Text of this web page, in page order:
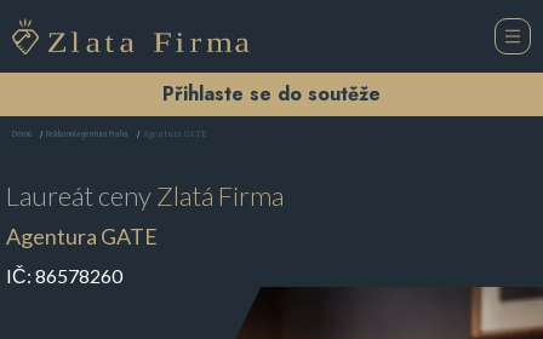
Přihlaste se do soutěže
Domů Reklamní agentura Praha Agentura GATE
Laureát cenyZlatá Firma
Agentura GATE
IČ: 86578260